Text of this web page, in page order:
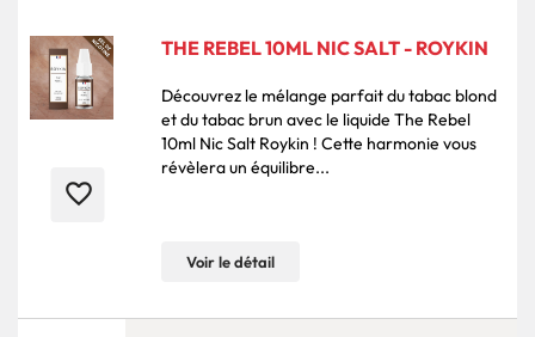
favorite_border
THE REBEL 10ML NIC SALT - ROYKIN
Découvrez le mélange parfait du tabac blond
et du tabac brun avec le liquide The Rebel
10ml Nic Salt Roykin ! Cette harmonie vous
révèlera un équilibre...
Voir le détail